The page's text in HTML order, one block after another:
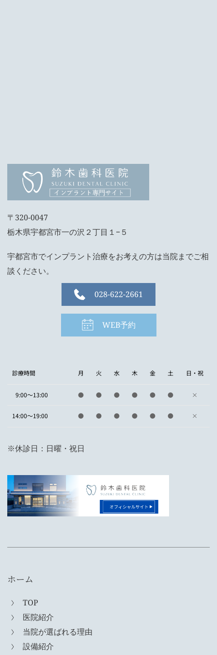
〒320-0047
栃木県宇都宮市一の沢２丁目１−５
宇都宮市でインプラント治療をお考えの方は当院までご相
談ください。
028-622-2661
WEB予約
診療時間 月 火 水 木 金 土 日・祝
9:00～13:00 ● ● ● ● ● ● ×
14:00～19:00 ● ● ● ● ● ● ×
※休診日：日曜・祝日
ホーム
TOP
医院紹介
当院が選ばれる理由
設備紹介